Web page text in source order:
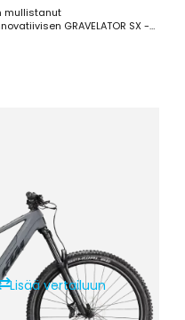
mullistanut
GRAVELATOR SX -
asiakkaille joustavuutta
Lisää vertailuun